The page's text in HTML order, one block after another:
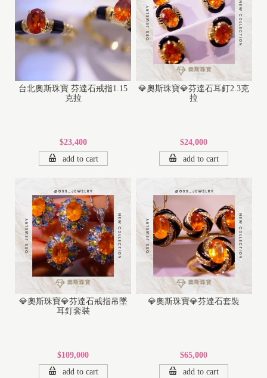
台北奧斯珠寶 芬達石戒指1.15
克拉
$23,400
add to cart
💎奧斯珠寶💎芬達石耳釘2.3克
拉
$24,000
add to cart
💎奧斯珠寶💎芬達石戒指吊墜
耳釘套裝
$109,000
add to cart
💎奧斯珠寶💎芬達石套裝
$65,000
add to cart